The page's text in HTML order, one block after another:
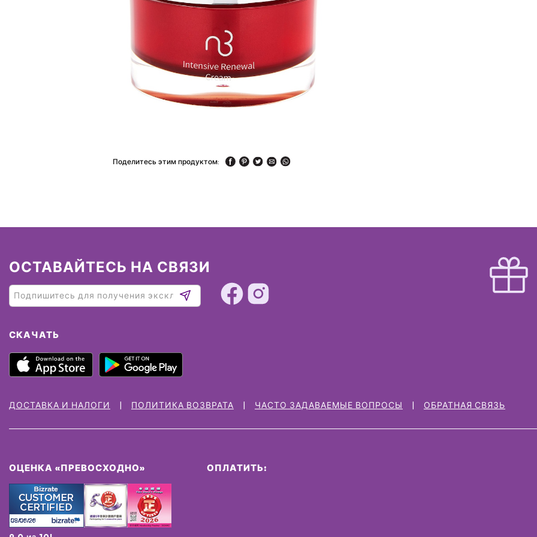
Поделитесь этим продуктом:
ОСТАВАЙТЕСЬ НА СВЯЗИ
СКАЧАТЬ
ДОСТАВКА И НАЛОГИ ПОЛИТИКА ВОЗВРАТА ЧАСТО ЗАДАВАЕМЫЕ ВОПРОСЫ ОБРАТНАЯ СВЯЗЬ
ОЦЕНКА «ПРЕВОСХОДНО» ОПЛАТИТЬ: